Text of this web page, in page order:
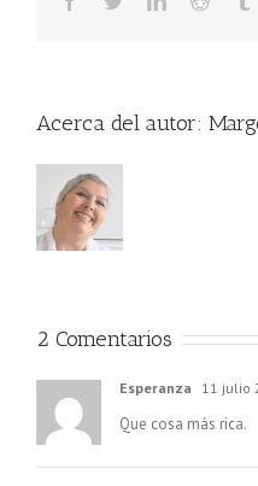
Acerca del autor:
2 Comentarios
Esperanza 11 julio
Que cosa más rica.